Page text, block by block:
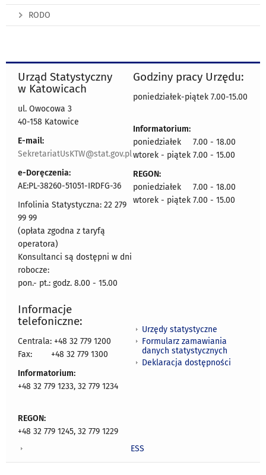
RODO
Urząd Statystyczny
w Katowicach
ul. Owocowa 3
40-158 Katowice
E-mail:
SekretariatUsKTW@stat.gov.pl
e-Doręczenia:
AE:PL-38260-51051-IRDFG-36
Infolinia Statystyczna: 22 279
99 99
(opłata zgodna z taryfą
operatora)
Konsultanci są dostępni w dni
robocze:
pon.- pt.: godz. 8.00 - 15.00
Godziny pracy Urzędu:
poniedziałek-piątek 7.00-15.00
Informatorium:
poniedziałek 7.00 - 18.00
wtorek - piątek 7.00 - 15.00
REGON:
poniedziałek 7.00 - 18.00
wtorek - piątek 7.00 - 15.00
Informacje
telefoniczne:
Centrala: +48 32 779 1200
Fax:
+48 32 779 1300
Informatorium:
+48 32 779 1233, 32 779 1234
REGON:
+48 32 779 1245, 32 779 1229
Urzędy statystyczne
Formularz zamawiania
danych statystycznych
Deklaracja dostępności
ESS